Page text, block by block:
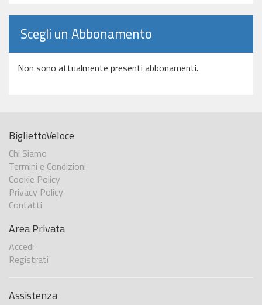
Scegli un Abbonamento
Non sono attualmente presenti abbonamenti.
BigliettoVeloce
Chi Siamo
Termini e Condizioni
Cookie Policy
Privacy Policy
Contatti
Area Privata
Accedi
Registrati
Assistenza